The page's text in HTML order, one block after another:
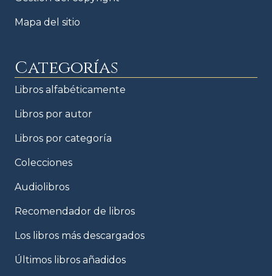
Mapa del sitio
Categorías
Libros alfabéticamente
Libros por autor
Libros por categoría
Colecciones
Audiolibros
Recomendador de libros
Los libros más descargados
Últimos libros añadidos